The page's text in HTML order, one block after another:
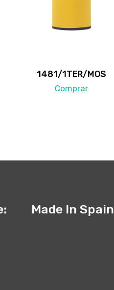
1481/1TER/MOS
Comprar
Made In Spain